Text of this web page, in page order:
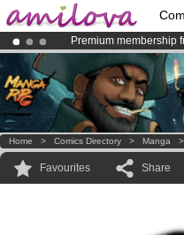
Premium membership
AmilovaKickstarter is
Already 134393
Home > Comics Directory > Manga
Favourites Share